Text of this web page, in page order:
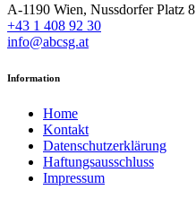
A-1190 Wien, Nussdorfer Platz 8
+43 1 408 92 30
info@abcsg.at
Information
Home
Kontakt
Datenschutzerklärung
Haftungsausschluss
Impressum